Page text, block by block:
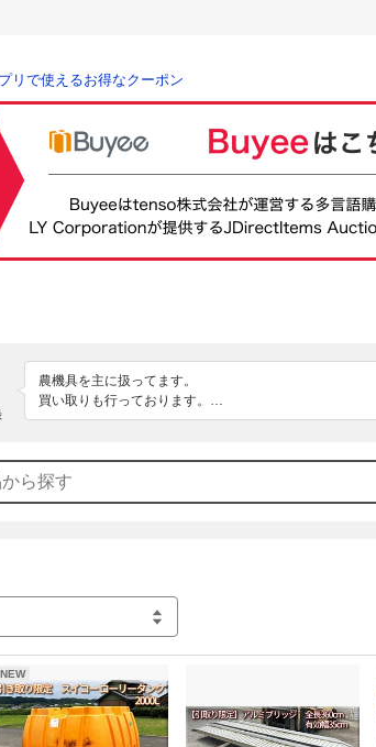
リで使えるお得なクーポン
農機具を主に扱ってます。
買い取りも行っております。
現物確認、ご質問等お気軽にご連絡下さい。
三重県津市白山町川口2200
（JR名松線 伊勢川口駅 西約300ｍ）
（株）ケイエムハート
NEW